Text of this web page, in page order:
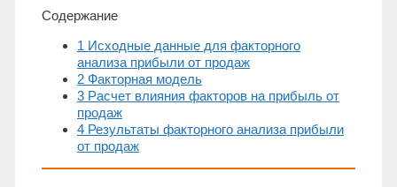
Содержание
1 Исходные данные для факторного
анализа прибыли от продаж
2 Факторная модель
3 Расчет влияния факторов на прибыль от
продаж
4 Результаты факторного анализа прибыли
от продаж